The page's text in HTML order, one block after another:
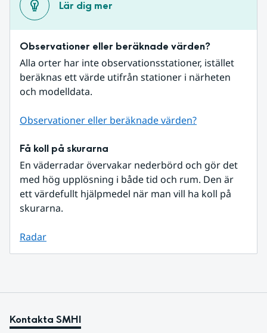
Lär dig mer
Observationer eller beräknade värden?
Alla orter har inte observationsstationer, istället
beräknas ett värde utifrån stationer i närheten
och modelldata.
Observationer eller beräknade värden?
Få koll på skurarna
En väderradar övervakar nederbörd och gör det
med hög upplösning i både tid och rum. Den är
ett värdefullt hjälpmedel när man vill ha koll på
skurarna.
Radar
Kontakta SMHI